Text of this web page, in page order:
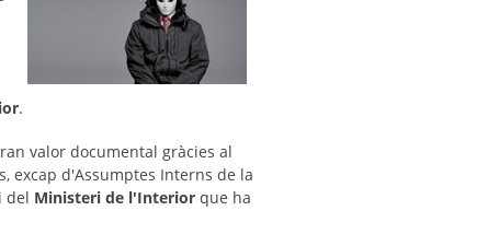
.
valor documental gràcies al
excap d'Assumptes Interns de la
del Ministeri de l'Interior que ha